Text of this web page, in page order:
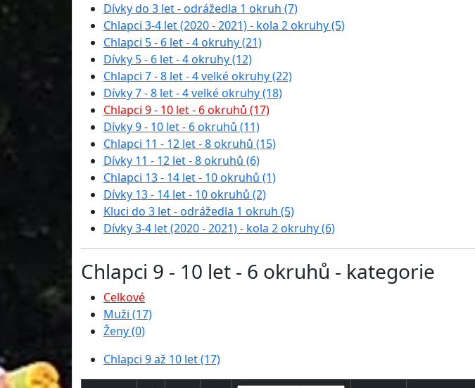
Dívky do 3 let - odrážedla 1 okruh (7)
Chlapci 3-4 let (2020 - 2021) - kola 2 okruhy (5)
Chlapci 5 - 6 let - 4 okruhy (21)
Dívky 5 - 6 let - 4 okruhy (12)
Chlapci 7 - 8 let - 4 velké okruhy (22)
Dívky 7 - 8 let - 4 velké okruhy (18)
Chlapci 9 - 10 let - 6 okruhů (17)
Dívky 9 - 10 let - 6 okruhů (11)
Chlapci 11 - 12 let - 8 okruhů (15)
Dívky 11 - 12 let - 8 okruhů (6)
Chlapci 13 - 14 let - 10 okruhů (1)
Dívky 13 - 14 let - 10 okruhů (2)
Kluci do 3 let - odrážedla 1 okruh (5)
Dívky 3-4 let (2020 - 2021) - kola 2 okruhy (6)
Chlapci 9 - 10 let - 6 okruhů - kategorie
Celkové
Muži (17)
Ženy (0)
Chlapci 9 až 10 let (17)